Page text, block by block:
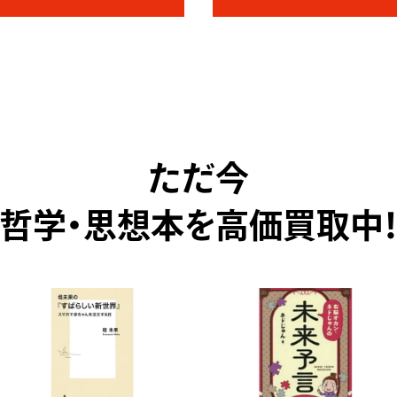
ただ今
哲学・思想本を高価買取中